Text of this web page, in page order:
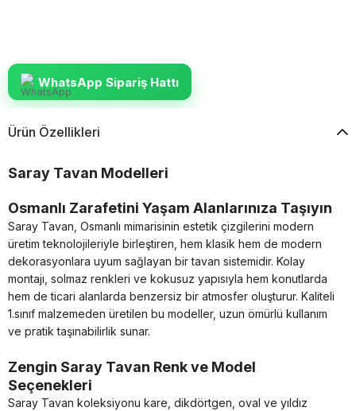
WhatsApp Sipariş Hattı
Ürün Özellikleri
Saray Tavan Modelleri
Osmanlı Zarafetini Yaşam Alanlarınıza Taşıyın
Saray Tavan, Osmanlı mimarisinin estetik çizgilerini modern
üretim teknolojileriyle birleştiren, hem klasik hem de modern
dekorasyonlara uyum sağlayan bir tavan sistemidir. Kolay
montajı, solmaz renkleri ve kokusuz yapısıyla hem konutlarda
hem de ticari alanlarda benzersiz bir atmosfer oluşturur. Kaliteli
1.sınıf malzemeden üretilen bu modeller, uzun ömürlü kullanım
ve pratik taşınabilirlik sunar.
Zengin Saray Tavan Renk ve Model
Seçenekleri
Saray Tavan koleksiyonu kare, dikdörtgen, oval ve yıldız